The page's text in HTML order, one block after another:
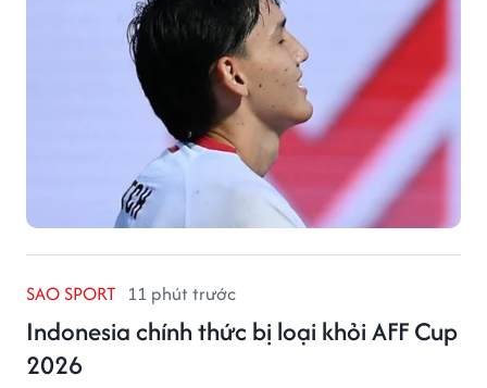
SAO SPORT 11 phút trước
Indonesia chính thức bị loại khỏi AFF Cup
2026